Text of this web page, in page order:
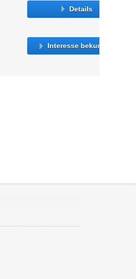
Details
Interesse bekunden